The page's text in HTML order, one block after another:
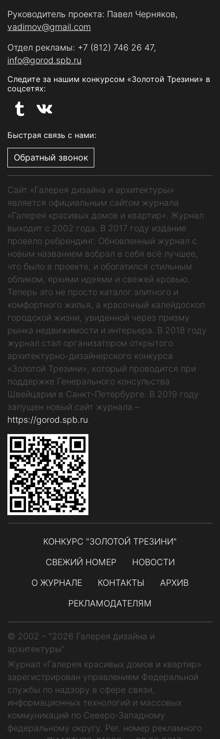
Руководитель проекта: Павел Черняков,
vadimov@gmail.com
Отдел рекламы: +7 (812) 746 26 47,
info@gorod.spb.ru
Следите за нашим конкурсом «Золотой Трезини» в
соцсетях:
Быстрая связь с нами:
Обратный звонок
Сайт «Галерея дизайна и архитектуры»
является официальным сайтом журнала
«Галерея красивых домов и квартир». Журнал
выходит с 2002 года. В 2017 году издание
провело ребрендинг. Обновленный журнал с
новым названием вобрал в себя всё лучшее,
что было в проекте, и обогатился стильным
обликом, яркими идеями и свежей кровью.
Теперь это не просто каталог элитного и
комфортного жилья, а красочный калейдоскоп
городской жизни, увиденной через призму
рынка недвижимости и интерьера. В 2018 году
журнал стал организатором открытого
архитектурно-дизайнерского конкурса
«Золотой Трезини», который проводится при
поддержке Генерального консульства
Швейцарии в Санкт-Петербурге. В 2019 году
запущен новый сайт журнала –
https://gorod.spb.ru.
КОНКУРС "ЗОЛОТОЙ ТРЕЗИНИ"
СВЕЖИЙ НОМЕР
НОВОСТИ
О ЖУРНАЛЕ
КОНТАКТЫ
АРХИВ
РЕКЛАМОДАТЕЛЯМ
© 2002 – "2026 Галерея дизайна и
архитектуры"
Журнал «Галерея красивых домов и квартир»
зарегистрирован управлением Федеральной
службы по надзору в сфере связи,
информационных технологий и массовых
коммуникаций по Северо-Западному
федеральному округу. Рег. номер рекламного